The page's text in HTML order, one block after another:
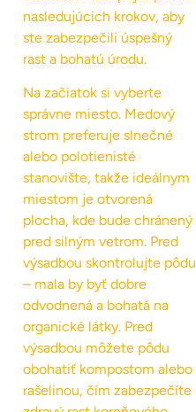
nasledujúcich krokov, aby
ste zabezpečili úspešný
rast a bohatú úrodu.
Na začiatok si vyberte
správne miesto. Medový
strom preferuje slnečné
alebo polotienisté
stanovište, takže ideálnym
miestom je otvorená
plocha, kde bude chránený
pred silným vetrom. Pred
výsadbou skontrolujte pôdu
– mala by byť dobre
odvodnená a bohatá na
organické látky. Pred
výsadbou môžete pôdu
obohatiť kompostom alebo
rašelinou, čím zabezpečíte